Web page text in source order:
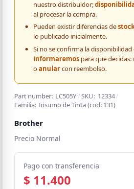
nuestro distribuidor;
al procesar la compra.
Pueden existir diferencias de
lo publicado inicialmente.
Si no se confirma la disponibilidad
informaremospara que
oanularcon reembolso.
Part number: LC505Y /SKU: 12334/
Familia: Insumo de Tinta(cod: 131)
Brother
Precio Normal
Pago con transferencia
$ 11.400